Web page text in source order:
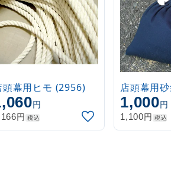
頭幕用ヒモ (2956)
円
円 税込
店頭幕用
1,000円
1,100円 税込